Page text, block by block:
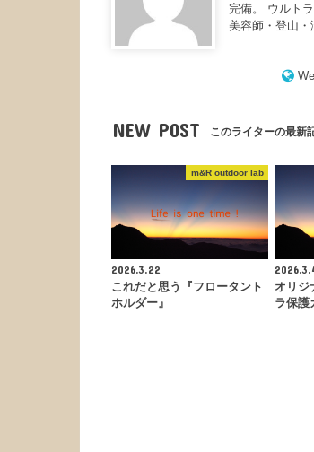
完備。 ウルト
美容師・登山・
NEW POST このライターの最新
m&R outdoor lab
2026.3.22
これだと思う『フロータント
ホルダー』
オリジ
ラ保護